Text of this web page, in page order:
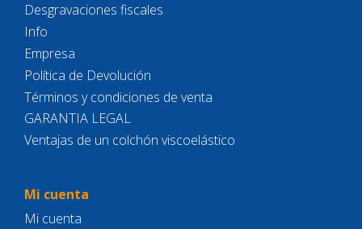
Desgravaciones fiscales
Info
Empresa
Política de Devolución
Términos y condiciones de venta
GARANTIA LEGAL
Ventajas de un colchón viscoelástico
Mi cuenta
Mi cuenta